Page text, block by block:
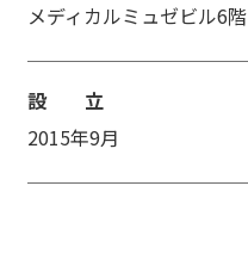
メディカルミュゼビル6階
設 立
2015年9月